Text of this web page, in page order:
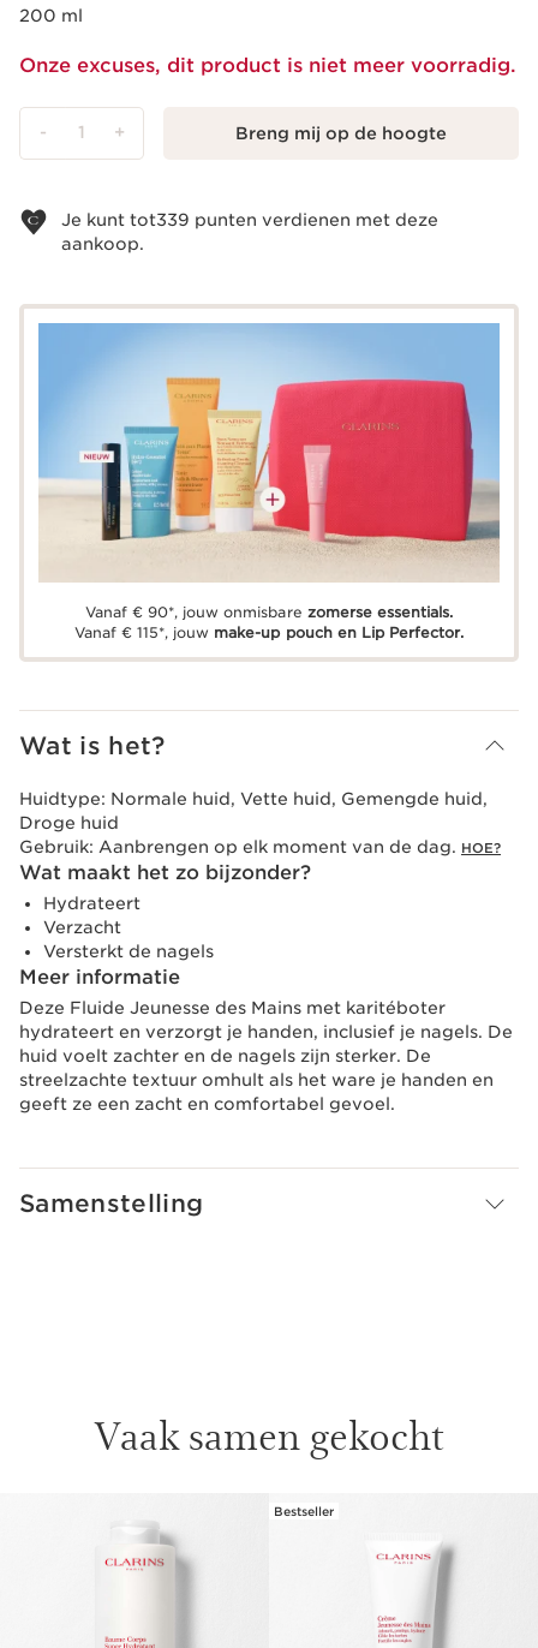
200 ml
Onze excuses, dit product is niet meer voorradig.
- 1 + Breng mij op de hoogte
Je kunt tot339 punten verdienen met deze
aankoop.
Vanaf € 90*, jouw onmisbare zomerse essentials.
Vanaf € 115*, jouw make-up pouch en Lip Perfector.
Wat is het?
Huidtype: Normale huid, Vette huid, Gemengde huid,
Droge huid
Gebruik: Aanbrengen op elk moment van de dag. HOE?
Wat maakt het zo bijzonder?
Hydrateert
Verzacht
Versterkt de nagels
Meer informatie
Deze Fluide Jeunesse des Mains met karitéboter
hydrateert en verzorgt je handen, inclusief je nagels. De
huid voelt zachter en de nagels zijn sterker. De
streelzachte textuur omhult als het ware je handen en
geeft ze een zacht en comfortabel gevoel.
Samenstelling
Vaak samen gekocht
DOORGAAN NAAR INHOUD
Bestseller